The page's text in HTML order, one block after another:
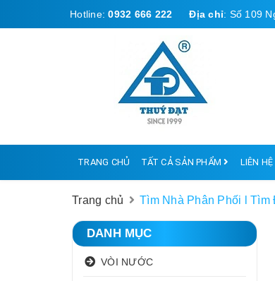
Hotline:0932 666 222 Địa chỉ: Số 109
TRANG CHỦ TẤT CẢ SẢN PHẨM LIÊN HỆ
Trang chủ Tìm Nhà Phân Phối l
DANH MỤC
VÒI NƯỚC